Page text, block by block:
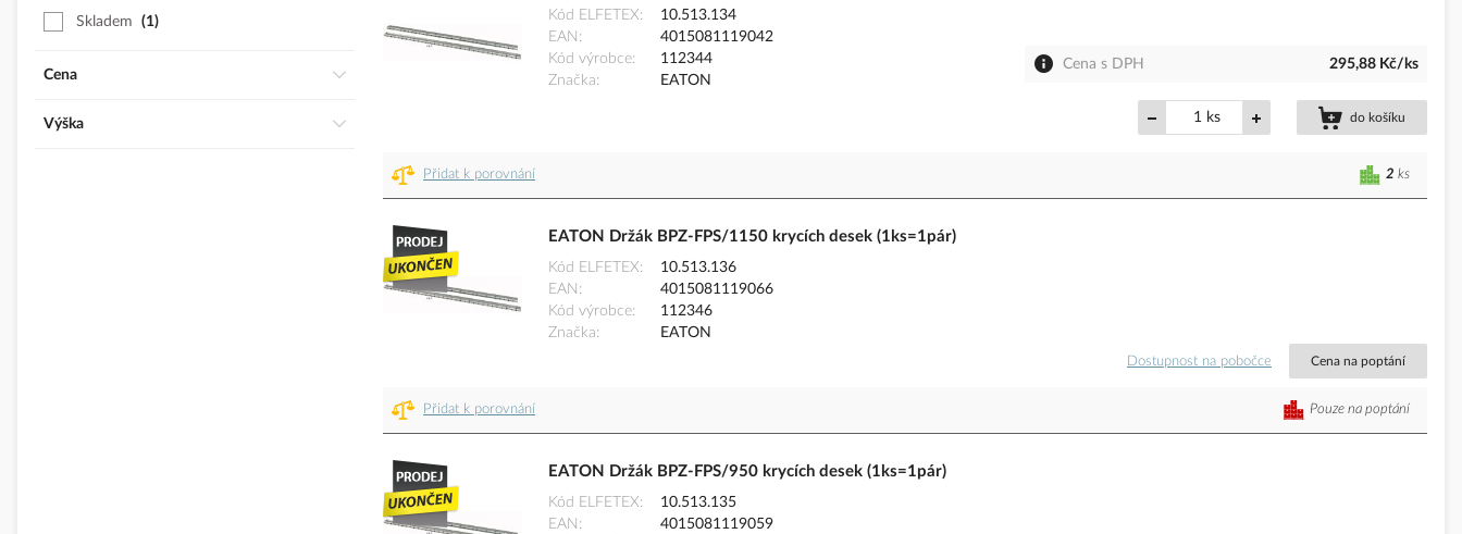
Kód ELFETEX
10.513.134
EAN
4015081119042
Kód výrobce
112344
Značka
EATON
Cena s DPH 295,88 Kč/ks
ks do košíku
Přidat k porovnání 2 ks
EATON Držák BPZ-FPS/1150 krycích desek (1ks=1pár)
Kód ELFETEX
10.513.136
EAN
4015081119066
Kód výrobce
112346
Značka
EATON
Dostupnost na pobočce Cena na poptání
Přidat k porovnání Pouze na poptání
EATON Držák BPZ-FPS/950 krycích desek (1ks=1pár)
Kód ELFETEX
10.513.135
EAN
4015081119059
Skladem 1
Cena
Výška